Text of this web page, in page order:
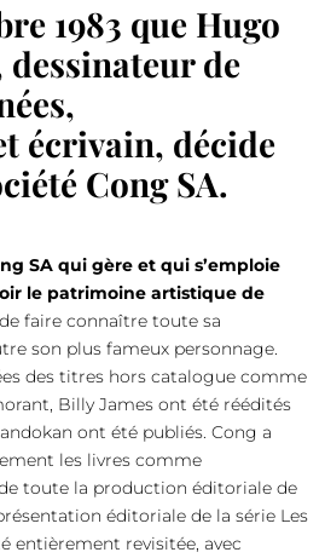
1983 que Hugo
de
écrivain, décide
Cong SA.
SA qui gère et qui s’emploie
le patrimoine artistique de
faire connaître toute sa
son plus fameux personnage.
des titres hors catalogue comme
Billy James ont été réédités
ont été publiés. Cong a
les livres comme
toute la production éditoriale de
éditoriale de la série Les
entièrement revisitée, avec